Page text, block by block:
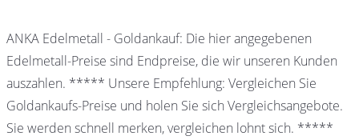
ANKA Edelmetall - Goldankauf: Die hier angegebenen
Edelmetall-Preise sind Endpreise, die wir unseren Kunden
auszahlen. ***** Unsere Empfehlung: Vergleichen Sie
Goldankaufs-Preise und holen Sie sich Vergleichsangebote.
Sie werden schnell merken, vergleichen lohnt sich. *****